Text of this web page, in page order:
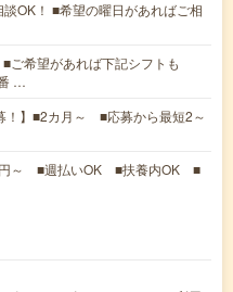
OK！ ■希望の曜日があればご相
ご希望があれば下記シフトも
…
！】■2カ月～ ■応募から最短2～
円～ ■週払いOK ■扶養内OK ■